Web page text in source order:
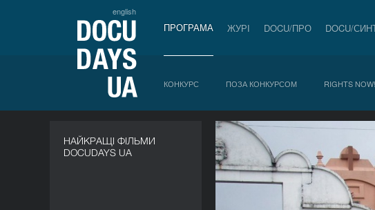
english
ПРОГРАМА ЖУРІ DOCU/ПРО DOCU/
КОНКУРС ПОЗА КОНКУРСОМ RIGHTS NOW!
НАЙКРАЩІ ФІЛЬМИ
DOCUDAYS UA